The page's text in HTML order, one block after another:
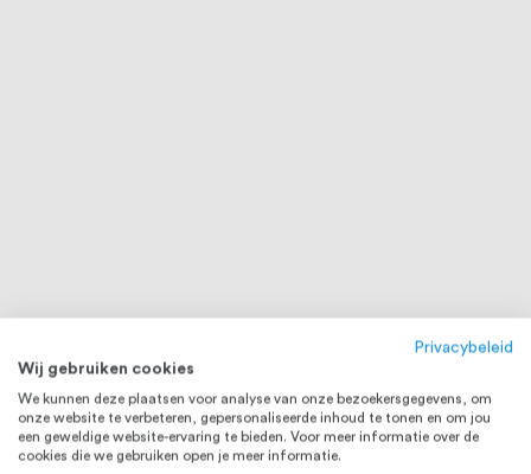
Privacybeleid
Wij gebruiken cookies
We kunnen deze plaatsen voor analyse van onze bezoekersgegevens, om
onze website te verbeteren, gepersonaliseerde inhoud te tonen en om jou
een geweldige website-ervaring te bieden. Voor meer informatie over de
cookies die we gebruiken open je meer informatie.